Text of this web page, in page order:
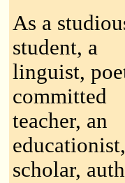
As a
student, a
linguist,
committed
teacher, an
scholar,